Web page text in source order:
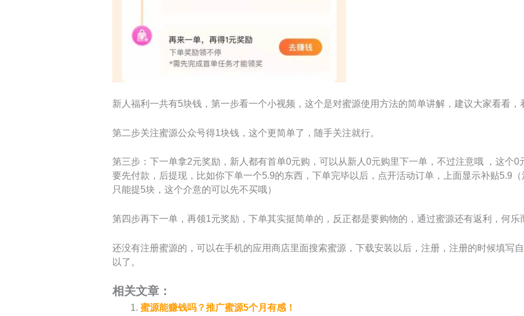
新人福利一共有5块钱，第一步看一个小视频，这个是对蜜源使用方法的简单讲解，建议大家看看，
第二步关注蜜源公众号得1块钱，这个更简单了，随手关注就行。
第三步：下一单拿2元奖励，新人都有首单0元购，可以从新人0元购里下一单，不过注意哦 ，这个0
要先付款，后提现，比如你下单一个5.9的东西，下单完毕以后，点开活动订单，上面显示补贴5.9
只能提5块，这个介意的可以先不买哦）
第四步再下一单，再领1元奖励，下单其实挺简单的，反正都是要购物的，通过蜜源还有返利，何乐
还没有注册蜜源的，可以在手机的应用商店里面搜索蜜源，下载安装以后，注册，注册的时候填写
以了。
相关文章：
蜜源能赚钱吗？推广蜜源5个月有感！